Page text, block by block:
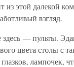
из этой далекой
взгляд.
здесь — пульты.
цвета столы с
лампочек,